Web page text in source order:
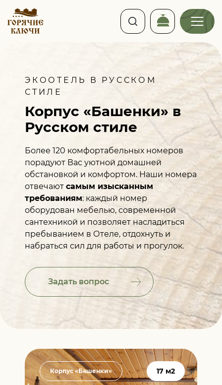
ЭКООТЕЛЬ В РУССКОМ
СТИЛЕ
Корпус «Башенки» в
Русском стиле
Более 120 комфортабельных номеров
порадуют Вас уютной домашней
обстановкой и комфортом. Наши номера
отвечают самым изысканным
требованиям: каждый номер
оборудован мебелью, современной
сантехникой и позволяет насладиться
пребыванием в Отеле, отдохнуть и
набраться сил для работы и прогулок.
Задать вопрос
Корпус «Башенки» 17 м2